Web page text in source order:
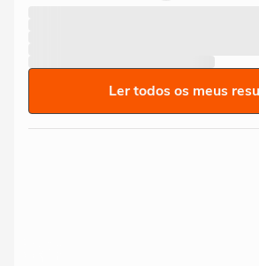
Ler todos os meus